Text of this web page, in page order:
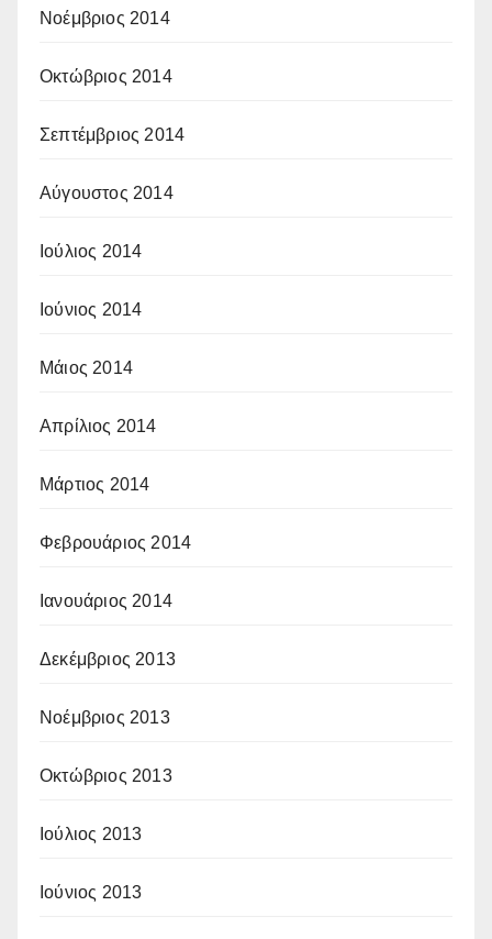
Νοέμβριος 2014
Οκτώβριος 2014
Σεπτέμβριος 2014
Αύγουστος 2014
Ιούλιος 2014
Ιούνιος 2014
Μάιος 2014
Απρίλιος 2014
Μάρτιος 2014
Φεβρουάριος 2014
Ιανουάριος 2014
Δεκέμβριος 2013
Νοέμβριος 2013
Οκτώβριος 2013
Ιούλιος 2013
Ιούνιος 2013